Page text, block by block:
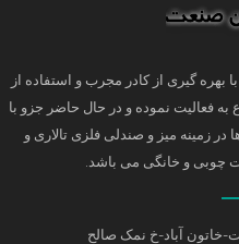
شرکت تولیدی آریان صنعت در سال 1376 با بهره گیری از کادر مجرب و استفاده از
فعالیت نموده و در حال حاضر جزو با
در زمینه میز و صندلی فلزی تالاری و
چوبی و خانگی می باشد.
خاتون آباد-خ نمک صالح